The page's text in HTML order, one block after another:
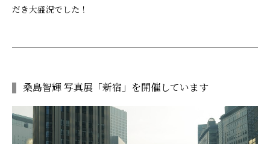
だき大盛況でした！
桑島智輝 写真展「新宿」を開催しています